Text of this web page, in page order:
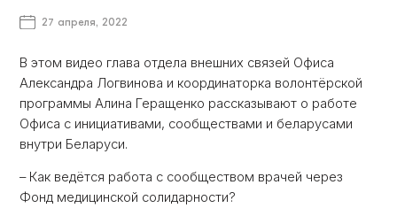
27 апреля, 2022
В этом видео глава отдела внешних связей Офиса
Александра Логвинова и координаторка волонтёрской
программы Алина Геращенко рассказывают о работе
Офиса с инициативами, сообществами и беларусами
внутри Беларуси.
– Как ведётся работа с сообществом врачей через
Фонд медицинской солидарности?